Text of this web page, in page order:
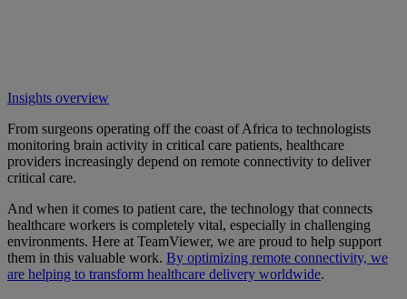
Insights overview
From surgeons operating off the coast of Africa to technologists
monitoring brain activity in critical care patients, healthcare
providers increasingly depend on remote connectivity to deliver
critical care.
And when it comes to patient care, the technology that connects
healthcare workers is completely vital, especially in challenging
environments. Here at TeamViewer, we are proud to help support
them in this valuable work. By optimizing remote connectivity, we
are helping to transform healthcare delivery worldwide.